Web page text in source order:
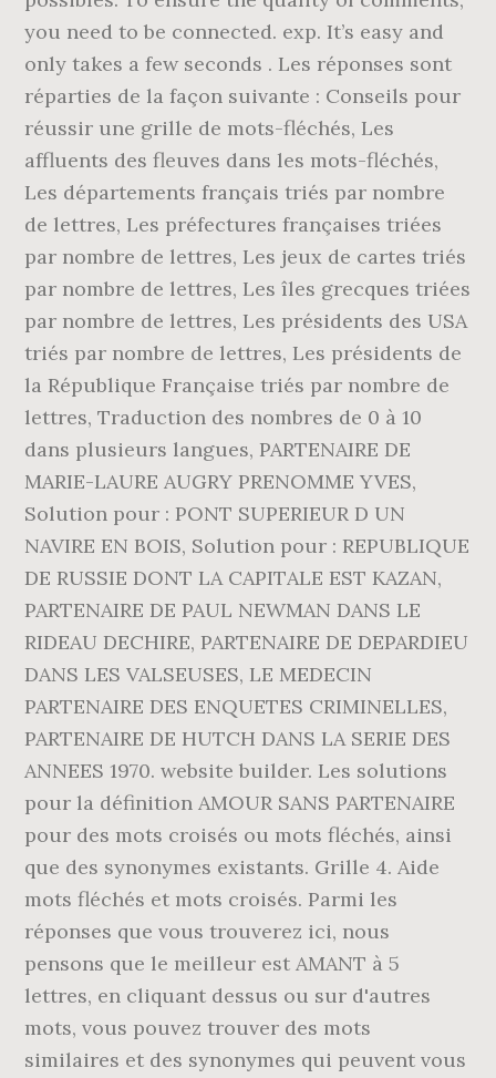
you need to be connected. exp. It’s easy and
only takes a few seconds . Les réponses sont
réparties de la façon suivante : Conseils pour
réussir une grille de mots-fléchés, Les
affluents des fleuves dans les mots-fléchés,
Les départements français triés par nombre
de lettres, Les préfectures françaises triées
par nombre de lettres, Les jeux de cartes triés
par nombre de lettres, Les îles grecques triées
par nombre de lettres, Les présidents des USA
triés par nombre de lettres, Les présidents de
la République Française triés par nombre de
lettres, Traduction des nombres de 0 à 10
dans plusieurs langues, PARTENAIRE DE
MARIE-LAURE AUGRY PRENOMME YVES,
Solution pour : PONT SUPERIEUR D UN
NAVIRE EN BOIS, Solution pour : REPUBLIQUE
DE RUSSIE DONT LA CAPITALE EST KAZAN,
PARTENAIRE DE PAUL NEWMAN DANS LE
RIDEAU DECHIRE, PARTENAIRE DE DEPARDIEU
DANS LES VALSEUSES, LE MEDECIN
PARTENAIRE DES ENQUETES CRIMINELLES,
PARTENAIRE DE HUTCH DANS LA SERIE DES
ANNEES 1970. website builder. Les solutions
pour la définition AMOUR SANS PARTENAIRE
pour des mots croisés ou mots fléchés, ainsi
que des synonymes existants. Grille 4. Aide
mots fléchés et mots croisés. Parmi les
réponses que vous trouverez ici, nous
pensons que le meilleur est AMANT à 5
lettres, en cliquant dessus ou sur d'autres
mots, vous pouvez trouver des mots
similaires et des synonymes qui peuvent vous